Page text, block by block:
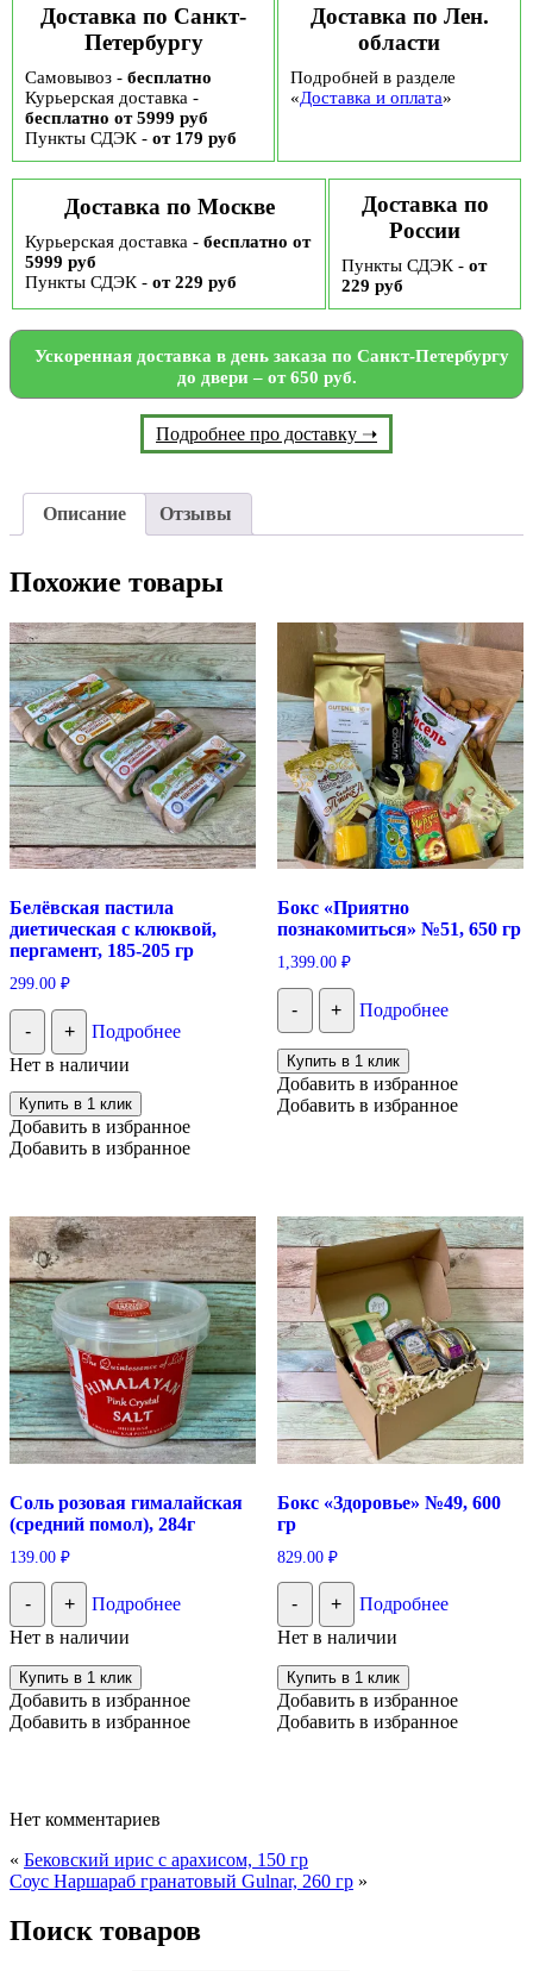
Доставка по Санкт-
Петербургу
Самовывоз - бесплатно
Курьерская доставка -
бесплатно от 5999 руб
Пункты СДЭК - от 179 руб
Доставка по Лен.
области
Подробней в разделе
«Доставка и оплата»
Доставка по Москве
Курьерская доставка - бесплатно от
5999 руб
Пункты СДЭК - от 229 руб
Доставка по
России
Пункты СДЭК - от
229 руб
Ускоренная доставка в день заказа по Санкт-Петербургу
до двери – от 650 руб.
Подробнее про доставку ➝
Описание Отзывы
Похожие товары
Белёвская пастила
диетическая с клюквой,
пергамент, 185-205 гр
299.00 ₽
- +
Подробнее
Нет в наличии
Купить в 1 клик
Добавить в избранное
Добавить в избранное
Бокс «Приятно
познакомиться» №51, 650 гр
1,399.00 ₽
- + Подробнее
Купить в 1 клик
Добавить в избранное
Добавить в избранное
Соль розовая гималайская
(средний помол), 284г
139.00 ₽
- +
Подробнее
Нет в наличии
Купить в 1 клик
Добавить в избранное
Добавить в избранное
Бокс «Здоровье» №49, 600
гр
829.00 ₽
- +
Подробнее
Нет в наличии
Купить в 1 клик
Добавить в избранное
Добавить в избранное
Нет комментариев
« Бековский ирис с арахисом, 150 гр
Соус Наршараб гранатовый Gulnar, 260 гр »
Поиск товаров